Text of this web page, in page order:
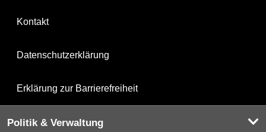
Kontakt
Datenschutzerklärung
Erklärung zur Barrierefreiheit
Politik & Verwaltung